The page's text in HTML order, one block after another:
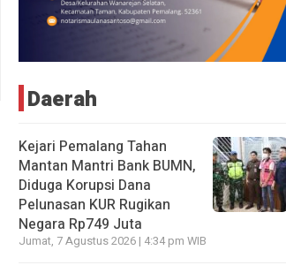
Daerah
Kejari Pemalang Tahan
Mantan Mantri Bank BUMN,
Diduga Korupsi Dana
Pelunasan KUR Rugikan
Negara Rp749 Juta
Jumat, 7 Agustus 2026 | 4:34 pm WIB